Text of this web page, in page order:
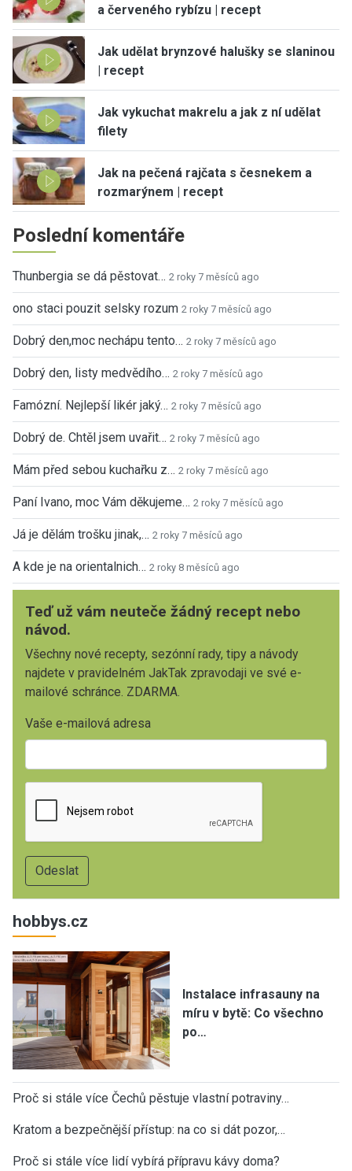
a červeného rybízu | recept
Jak udělat brynzové halušky se slaninou
| recept
Jak vykuchat makrelu a jak z ní udělat
filety
Jak na pečená rajčata s česnekem a
rozmarýnem | recept
Poslední komentáře
Thunbergia se dá pěstovat… 2 roky 7 měsíců ago
ono staci pouzit selsky rozum 2 roky 7 měsíců ago
Dobrý den,moc nechápu tento… 2 roky 7 měsíců ago
Dobrý den, listy medvědího… 2 roky 7 měsíců ago
Famózní. Nejlepší likér jaký… 2 roky 7 měsíců ago
Dobrý de. Chtěl jsem uvařit… 2 roky 7 měsíců ago
Mám před sebou kuchařku z… 2 roky 7 měsíců ago
Paní Ivano, moc Vám děkujeme… 2 roky 7 měsíců ago
Já je dělám trošku jinak,… 2 roky 7 měsíců ago
A kde je na orientalnich… 2 roky 8 měsíců ago
Teď už vám neuteče žádný recept nebo
návod.
Všechny nové recepty, sezónní rady, tipy a návody
najdete v pravidelném JakTak zpravodaji ve své e-
mailové schránce. ZDARMA.
Vaše e-mailová adresa
hobbys.cz
Instalace infrasauny na
míru v bytě: Co všechno
po…
Proč si stále více Čechů pěstuje vlastní potraviny…
Kratom a bezpečnější přístup: na co si dát pozor,…
Proč si stále více lidí vybírá přípravu kávy doma?